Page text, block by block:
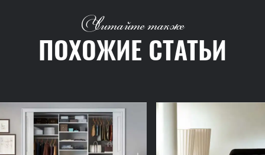
Читайте также
ПОХОЖИЕ СТАТЬИ